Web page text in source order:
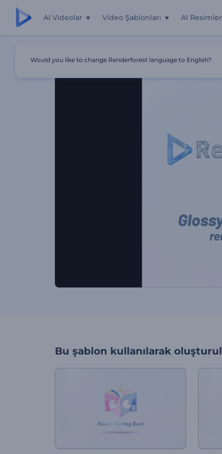
AI Videolar Video Şablonları AI Resimler
Bu şablon kullanılarak
Would you like to change Renderforest language to English?